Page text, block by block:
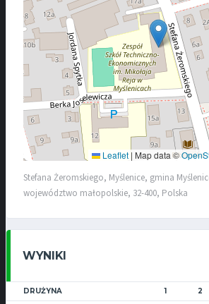
Leaflet | Map data ©
Stefana Żeromskiego, Myślenice, gmina
województwo małopolskie, 32-400, Polska
WYNIKI
DRUŻYNA 1 2